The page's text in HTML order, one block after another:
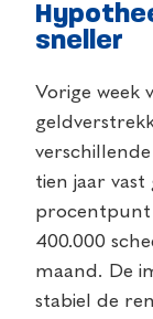
sneller
Vorige week
tien jaar
procentpunt
400.000
maand. De
stabiel de